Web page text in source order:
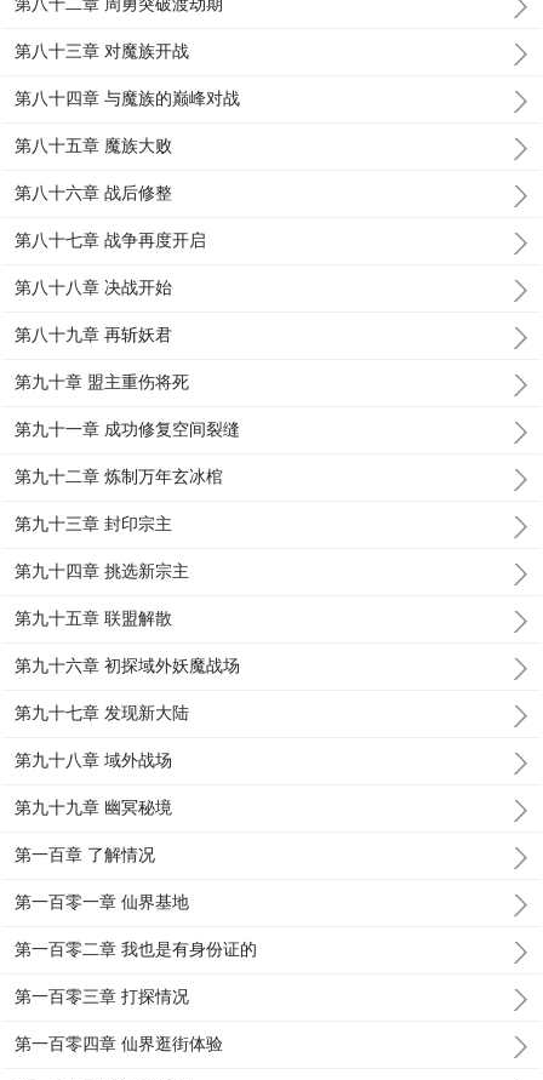
第八十三章 对魔族开战
第八十四章 与魔族的巅峰对战
第八十五章 魔族大败
第八十六章 战后修整
第八十七章 战争再度开启
第八十八章 决战开始
第八十九章 再斩妖君
第九十章 盟主重伤将死
第九十一章 成功修复空间裂缝
第九十二章 炼制万年玄冰棺
第九十三章 封印宗主
第九十四章 挑选新宗主
第九十五章 联盟解散
第九十六章 初探域外妖魔战场
第九十七章 发现新大陆
第九十八章 域外战场
第九十九章 幽冥秘境
第一百章 了解情况
第一百零一章 仙界基地
第一百零二章 我也是有身份证的
第一百零三章 打探情况
第一百零四章 仙界逛街体验